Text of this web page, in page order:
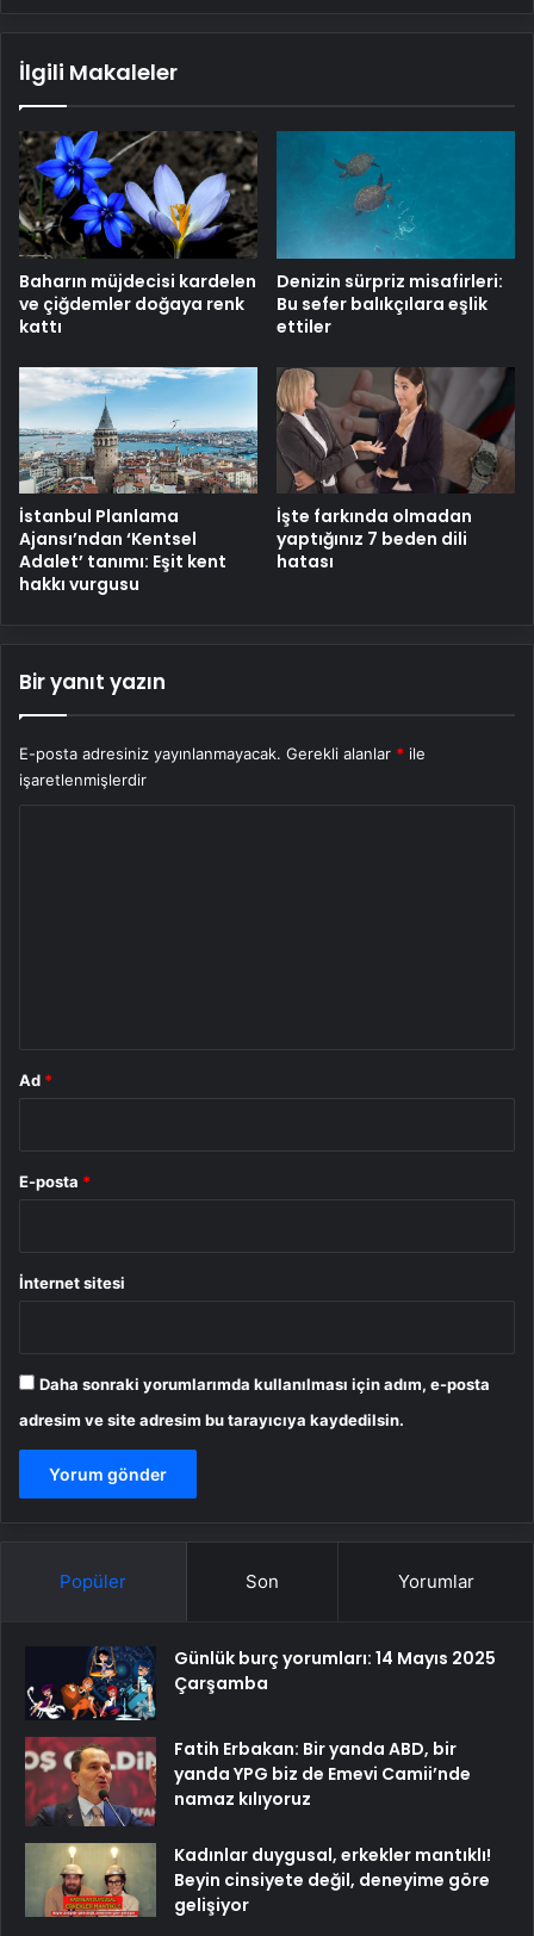
İlgili Makaleler
Baharın müjdecisi kardelen
ve çiğdemler doğaya renk
kattı
Denizin sürpriz misafirleri:
Bu sefer balıkçılara eşlik
ettiler
İstanbul Planlama
Ajansı’ndan ‘Kentsel
Adalet’ tanımı: Eşit kent
hakkı vurgusu
İşte farkında olmadan
yaptığınız 7 beden dili
hatası
Bir yanıt yazın
E-posta adresiniz yayınlanmayacak. Gerekli alanlar * ile
işaretlenmişlerdir
Ad *
E-posta *
İnternet sitesi
Daha sonraki yorumlarımda kullanılması için adım, e-posta
adresim ve site adresim bu tarayıcıya kaydedilsin.
Popüler Son Yorumlar
Günlük burç yorumları: 14 Mayıs 2025
Çarşamba
Fatih Erbakan: Bir yanda ABD, bir
yanda YPG biz de Emevi Camii’nde
namaz kılıyoruz
Kadınlar duygusal, erkekler mantıklı!
Beyin cinsiyete değil, deneyime göre
gelişiyor